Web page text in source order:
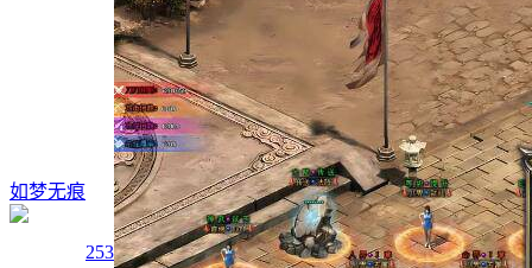
如梦无痕
253